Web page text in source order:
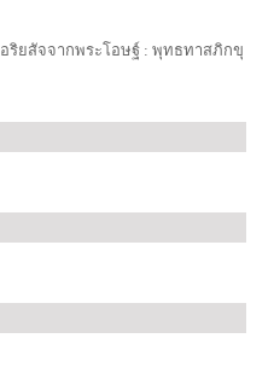
อริยสัจจากพระโอษฐ์ : พุทธทาสภิกขุ